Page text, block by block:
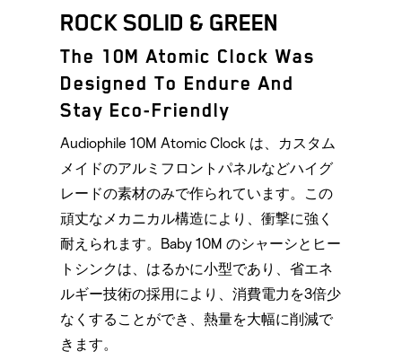
ROCK SOLID & GREEN
The 10M Atomic Clock Was
Designed To Endure And
Stay Eco-Friendly
Audiophile 10M Atomic Clock は、カスタム
メイドのアルミフロントパネルなどハイグ
レードの素材のみで作られています。この
頑丈なメカニカル構造により、衝撃に強く
耐えられます。Baby 10M のシャーシとヒー
トシンクは、はるかに小型であり、省エネ
ルギー技術の採用により、消費電力を3倍少
なくすることができ、熱量を大幅に削減で
きます。